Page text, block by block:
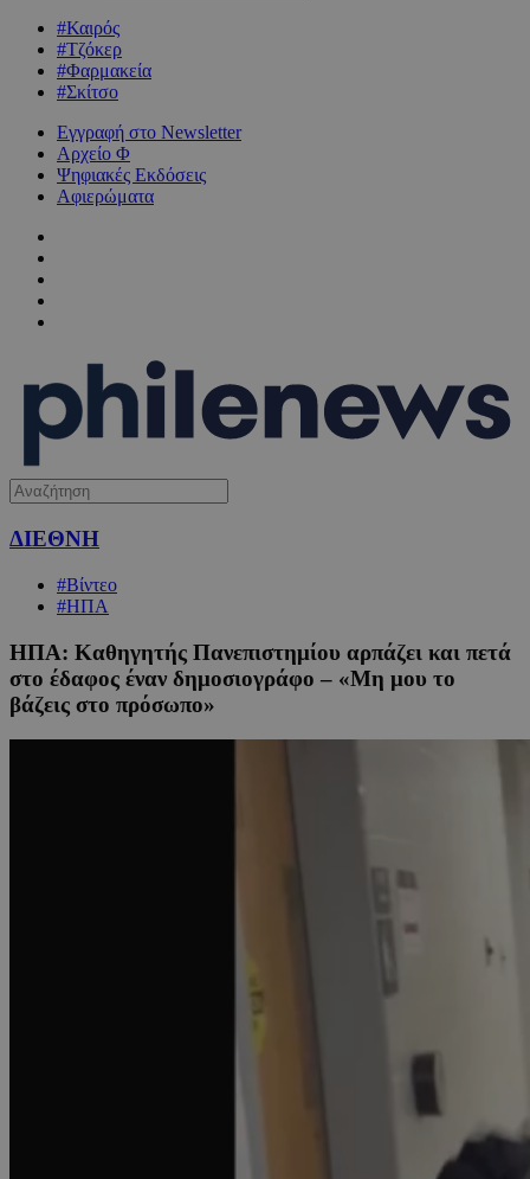
#Καιρός
#Τζόκερ
#Φαρμακεία
#Σκίτσο
Εγγραφή στο Newsletter
Αρχείο Φ
Ψηφιακές Εκδόσεις
Αφιερώματα
ΔΙΕΘΝΗ
#Βίντεο
#ΗΠΑ
ΗΠΑ: Καθηγητής Πανεπιστημίου αρπάζει και πετά
στο έδαφος έναν δημοσιογράφο – «Μη μου το
βάζεις στο πρόσωπο»